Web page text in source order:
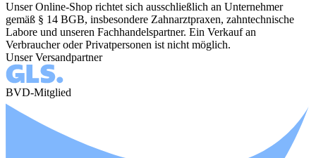
Unser Online-Shop richtet sich ausschließlich an Unternehmer
gemäß § 14 BGB, insbesondere Zahnarztpraxen, zahntechnische
Labore und unseren Fachhandelspartner. Ein Verkauf an
Verbraucher oder Privatpersonen ist nicht möglich.
Unser Versandpartner
BVD-Mitglied